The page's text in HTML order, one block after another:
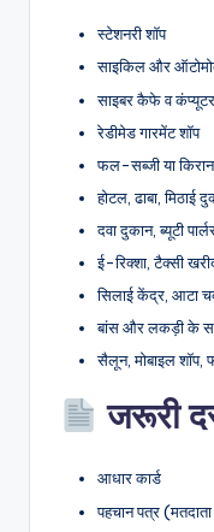
स्टेशनरी शॉप
साइकिल और
साइबर कैफे व
रेडीमेड गारमेंट शॉप
फल-सब्जी या
होटल, ढाबा, मिठाई
दवा दुकान, ब्यूटी
ई-रिक्शा, टैक्सी
सिलाई केंद्र, आटा
बांस और लकड़ी के
सैलून, मोबाइल शॉप,
जरूरी
आधार कार्ड
पहचान पत्र